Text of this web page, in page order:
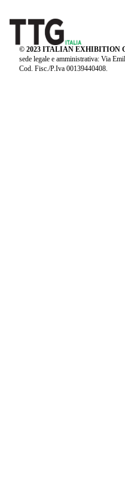
© 2023 ITALIAN EXHIBITION
sede legale e amministrativa: Via
Cod. Fisc./P.Iva 00139440408.